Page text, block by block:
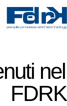
nel
FDRK